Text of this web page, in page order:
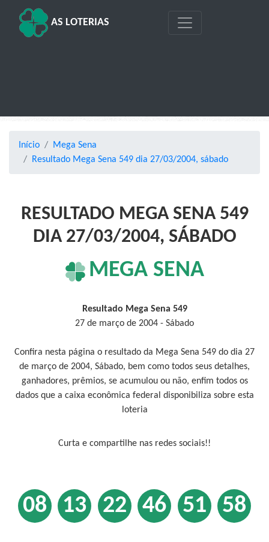
AS LOTERIAS
Início
Mega Sena
Resultado Mega Sena 549 dia 27/03/2004, sábado
RESULTADO MEGA SENA 549
DIA 27/03/2004, SÁBADO
MEGA SENA
Resultado Mega Sena 549
27 de março de 2004 - Sábado
Confira nesta página o resultado da Mega Sena 549 do dia 27
de março de 2004, Sábado, bem como todos seus detalhes,
ganhadores, prêmios, se acumulou ou não, enfim todos os
dados que a caixa econômica federal disponibiliza sobre esta
loteria
Curta e compartilhe nas redes sociais!!
08 13 22 46 51 58